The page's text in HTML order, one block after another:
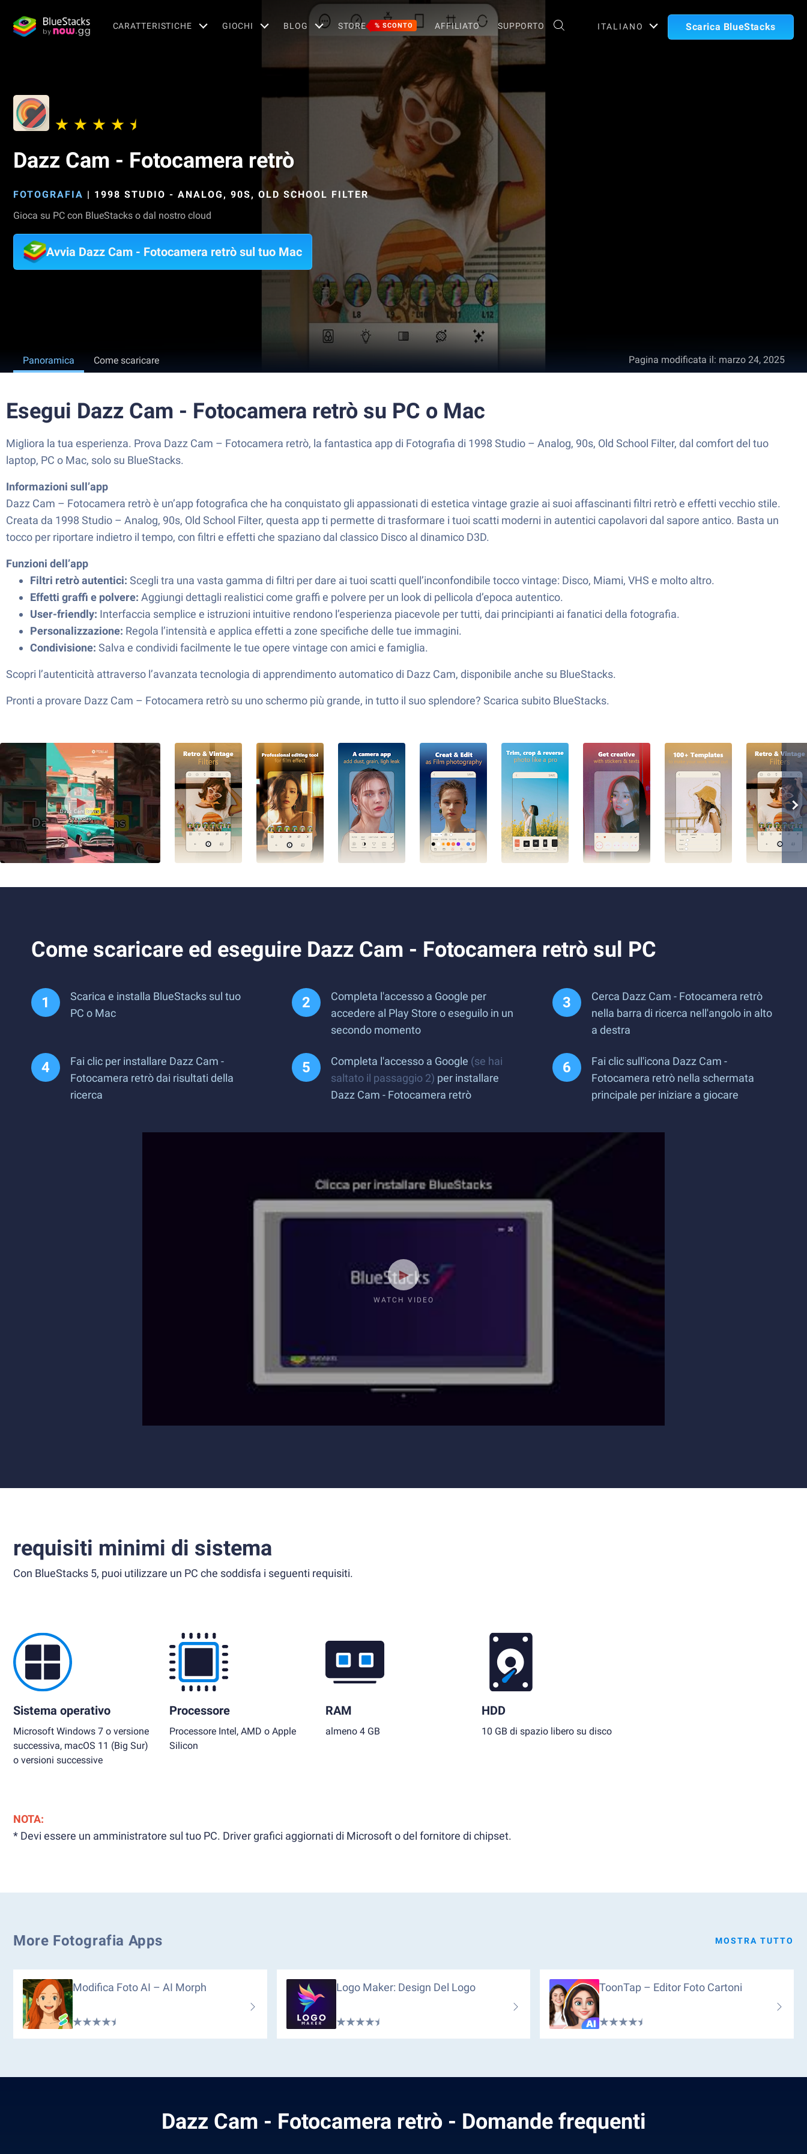
CARATTERISTICHE GIOCHI BLOG STORE % SCONTO AFFILIATO SUPPORTO ITALIANO Scarica BlueStacks
Dazz Cam - Fotocamera retrò
FOTOGRAFIA | 1998 STUDIO - ANALOG, 90S, OLD SCHOOL FILTER
Gioca su PC con BlueStacks o dal nostro cloud
Avvia Dazz Cam - Fotocamera retrò sul tuo Mac
Panoramica Come scaricare Pagina modificata il: marzo 24, 2025
Esegui Dazz Cam - Fotocamera retrò su PC o Mac
Migliora la tua esperienza. Prova Dazz Cam – Fotocamera retrò, la fantastica app di Fotografia di 1998 Studio – Analog, 90s, Old School Filter, dal comfort del tuo
laptop, PC o Mac, solo su BlueStacks.
Informazioni sull’app
Dazz Cam – Fotocamera retrò è un’app fotografica che ha conquistato gli appassionati di estetica vintage grazie ai suoi affascinanti filtri retrò e effetti vecchio stile.
Creata da 1998 Studio – Analog, 90s, Old School Filter, questa app ti permette di trasformare i tuoi scatti moderni in autentici capolavori dal sapore antico. Basta un
tocco per riportare indietro il tempo, con filtri e effetti che spaziano dal classico Disco al dinamico D3D.
Funzioni dell’app
Filtri retrò autentici: Scegli tra una vasta gamma di filtri per dare ai tuoi scatti quell’inconfondibile tocco vintage: Disco, Miami, VHS e molto altro.
Effetti graffi e polvere: Aggiungi dettagli realistici come graffi e polvere per un look di pellicola d’epoca autentico.
User-friendly: Interfaccia semplice e istruzioni intuitive rendono l’esperienza piacevole per tutti, dai principianti ai fanatici della fotografia.
Personalizzazione: Regola l’intensità e applica effetti a zone specifiche delle tue immagini.
Condivisione: Salva e condividi facilmente le tue opere vintage con amici e famiglia.
Scopri l’autenticità attraverso l’avanzata tecnologia di apprendimento automatico di Dazz Cam, disponibile anche su BlueStacks.
Pronti a provare Dazz Cam – Fotocamera retrò su uno schermo più grande, in tutto il suo splendore? Scarica subito BlueStacks.
Come scaricare ed eseguire Dazz Cam - Fotocamera retrò sul PC
Scarica e installa BlueStacks sul tuo
PC o Mac
Completa l'accesso a Google per
accedere al Play Store o eseguilo in un
secondo momento
Cerca Dazz Cam - Fotocamera retrò
nella barra di ricerca nell'angolo in alto
a destra
Fai clic per installare Dazz Cam -
Fotocamera retrò dai risultati della
ricerca
Completa l'accesso a Google (se hai
saltato il passaggio 2) per installare
Dazz Cam - Fotocamera retrò
Fai clic sull'icona Dazz Cam -
Fotocamera retrò nella schermata
principale per iniziare a giocare
WATCH VIDEO
requisiti minimi di sistema
Con BlueStacks 5, puoi utilizzare un PC che soddisfa i seguenti requisiti.
Sistema operativo
Microsoft Windows 7 o versione
successiva, macOS 11 (Big Sur)
o versioni successive
Processore
Processore Intel, AMD o Apple
Silicon
RAM
almeno 4 GB
HDD
10 GB di spazio libero su disco
NOTA:
* Devi essere un amministratore sul tuo PC. Driver grafici aggiornati di Microsoft o del fornitore di chipset.
More Fotografia Apps MOSTRA TUTTO
Modifica Foto AI – AI Morph Logo Maker: Design Del Logo ToonTap – Editor Foto Cartoni
Dazz Cam - Fotocamera retrò - Domande frequenti